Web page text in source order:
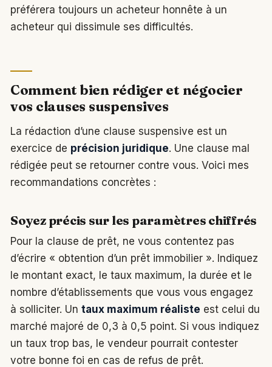
préférera toujours un acheteur honnête à un
acheteur qui dissimule ses difficultés.
Comment bien rédiger et négocier
vos clauses suspensives
La rédaction d’une clause suspensive est un
exercice de précision juridique. Une clause mal
rédigée peut se retourner contre vous. Voici mes
recommandations concrètes :
Soyez précis sur les paramètres chiffrés
Pour la clause de prêt, ne vous contentez pas
d’écrire « obtention d’un prêt immobilier ». Indiquez
le montant exact, le taux maximum, la durée et le
nombre d’établissements que vous vous engagez
à solliciter. Un taux maximum réaliste est celui du
marché majoré de 0,3 à 0,5 point. Si vous indiquez
un taux trop bas, le vendeur pourrait contester
votre bonne foi en cas de refus de prêt.